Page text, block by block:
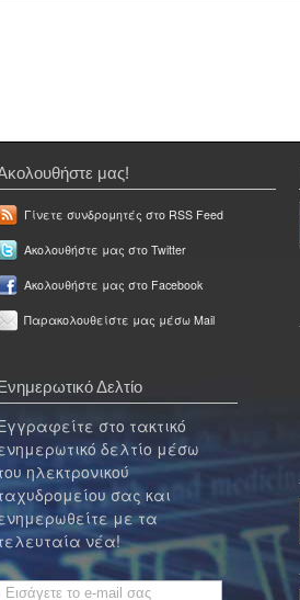
μας!
Γίνετε συνδρομητές στο RSS Feed
Ακολουθήστε μας στο Twitter
Ακολουθήστε μας στο Facebook
Παρακολουθείστε μας μέσω Mail
Ενημερωτικό Δελτίο
στο τακτικό
δελτίο μέσω
ηλεκτρονικού
σας και
με τα
νέα!